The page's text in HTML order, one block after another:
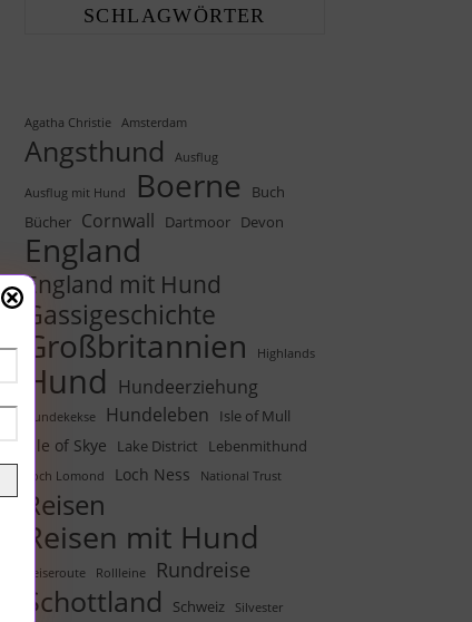
SCHLAGWÖRTER
Agatha Christie Amsterdam
Angsthund Ausflug
Ausflug mit Hund Boerne
Buch
Bücher Cornwall Dartmoor Devon
England
England mit Hund
Gassigeschichte
Großbritannien Highlands
Hund Hundeerziehung
Hundekekse Hundeleben Isle of Mull
Isle of Skye Lake District Lebenmithund
Loch Lomond Loch Ness National Trust
Reisen
Reisen mit Hund
Reiseroute Rollleine Rundreise
Schottland Schweiz Silvester